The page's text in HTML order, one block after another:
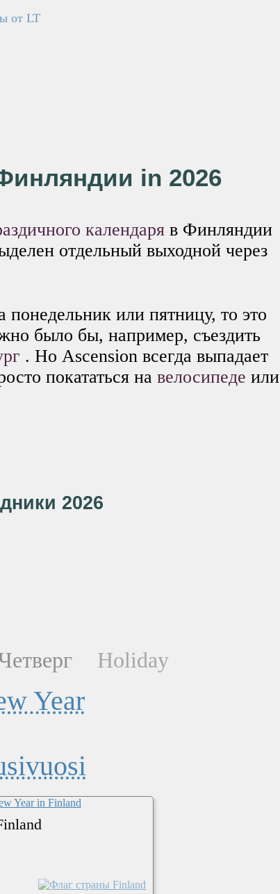
от LT
in 2026
календаря в Финляндии
отдельный выходной через
или пятницу, то это
было бы, например, съездить
. Но Ascension всегда выпадает
покататься навелосипедеили
2026
Holiday
Year